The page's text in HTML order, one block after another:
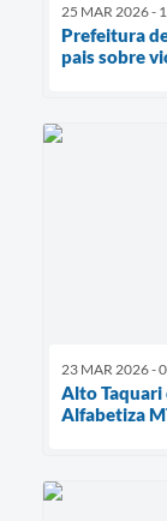
25 MAR 2026 -
Prefeitura
pais sobre
23 MAR 2026 -
Alto Taquari
Alfabetiza